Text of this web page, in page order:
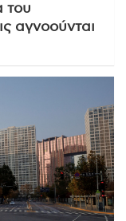
του
αγνοούνται